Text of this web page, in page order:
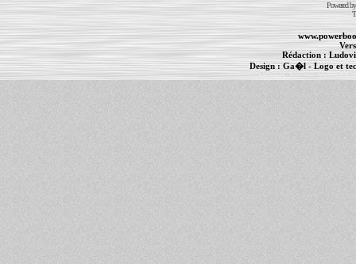
Powered
Rédaction :
Design :Ga�l- Logo et
Informations :